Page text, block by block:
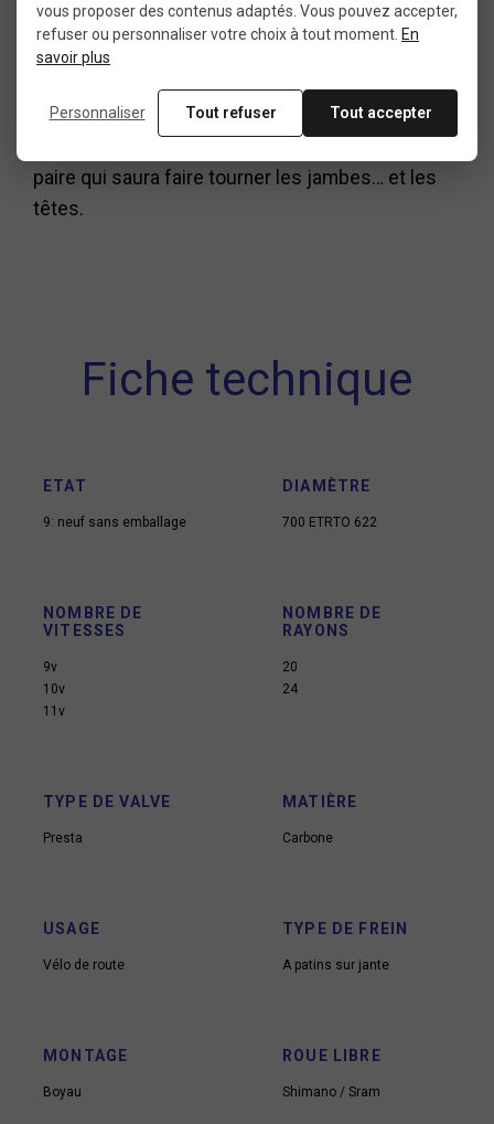
Si vous cherchez des roues carbone vélo route
alliant technologie, fiabilité et dynamisme, la
Novatec Xperti W1 est un choix malin, aussi bien
paire qui saura faire tourner les jambes… et les
têtes.
Fiche technique
ETAT
9: neuf sans emballage
DIAMÈTRE
700 ETRTO 622
NOMBRE DE
VITESSES
9v
10v
11v
NOMBRE DE
RAYONS
20
24
TYPE DE VALVE
Presta
MATIÈRE
Carbone
USAGE
Vélo de route
TYPE DE FREIN
A patins sur jante
MONTAGE
Boyau
ROUE LIBRE
Shimano / Sram
vous proposer des contenus adaptés. Vous pouvez accepter,
refuser ou personnaliser votre choix à tout moment. En
savoir plus
Personnaliser Tout refuser Tout accepter